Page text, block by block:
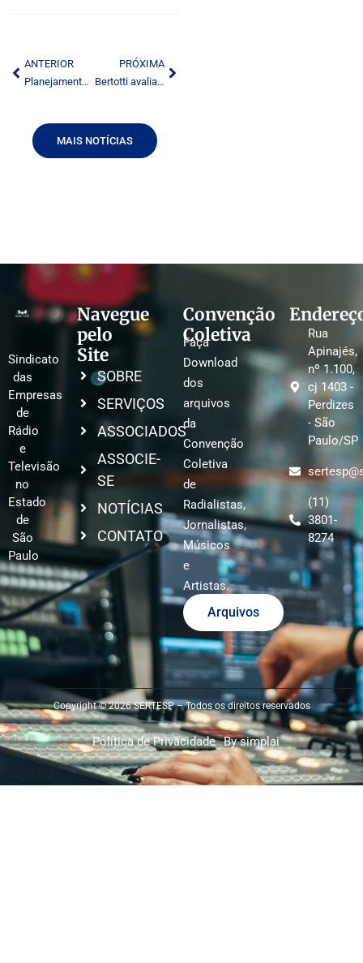
ANTERIOR
Planejamento de cabo volta à pauta da Anatel
PRÓXIMA
Bertotti avalia que debate sobre mídia passa por rever concessões de rádio e TV
MAIS NOTÍCIAS
Sindicato
das
Empresas
de
Rádio
e
Televisão
no
Estado
de
São
Paulo
Navegue
pelo
Site
SOBRE
SERVIÇOS
ASSOCIADOS
ASSOCIE-
SE
NOTÍCIAS
CONTATO
Convenção
Coletiva
Faça
Download
dos
arquivos
da
Convenção
Coletiva
de
Radialistas,
Jornalistas,
Músicos
e
Artistas.
Arquivos
Rua
Apinajés,
nº 1.100,
cj 1403 -
Perdizes
- São
Paulo/SP
(11)
3801-
8274
Copyright © 2026 SERTESP – Todos os direitos reservados
Política de Privacidade By simplai